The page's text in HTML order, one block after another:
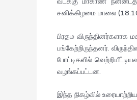
சனிக்கிழமை மாலை
பிரதம
பங்கேற்றிருந்தனர்.
போட்டிகளில்
வழங்கப்பட்டன.
இந்த நிகழ்வில்